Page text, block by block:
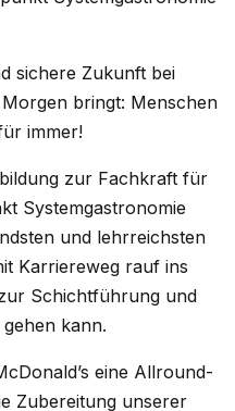
sichere Zukunft bei
bringt: Menschen
immer!
zur Fachkraft für
Systemgastronomie
und lehrreichsten
Karriereweg rauf ins
Schichtführung und
kann.
eine Allround-
Zubereitung unserer